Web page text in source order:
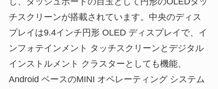
チスクリーンが搭載されています。中央のディス
プレイは9.4インチ円形 OLED ディスプレイで、イ
ンフォテインメント タッチスクリーンとデジタル
インストルメント クラスターとしても機能、
Android ベースのMINI オペレーティング システム